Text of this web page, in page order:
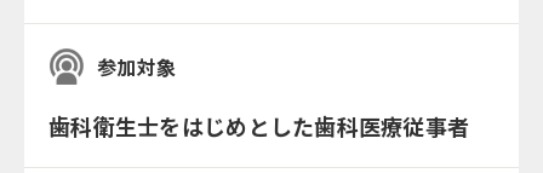
参加対象
歯科衛生士をはじめとした歯科医療従事者